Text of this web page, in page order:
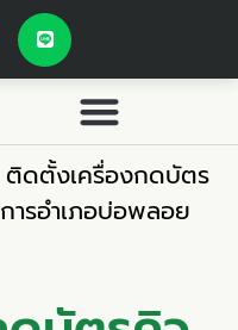
ติดตั้งเครื่องกดบัตร
ารอำเภอบ่อพลอย